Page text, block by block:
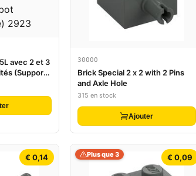
avec 2 et 3
(Support
30000
Brick Special 2 x 2 with 2 Pins
and Axle Hole
315 en stock
Ajouter
€ 0,14 € 0,09
Plus que 3